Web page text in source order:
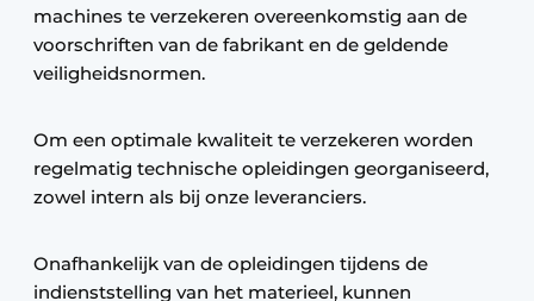
machines te verzekeren overeenkomstig aan de
voorschriften van de fabrikant en de geldende
veiligheidsnormen.
Om een optimale kwaliteit te verzekeren worden
regelmatig technische opleidingen georganiseerd,
zowel intern als bij onze leveranciers.
Onafhankelijk van de opleidingen tijdens de
indienststelling van het materieel, kunnen